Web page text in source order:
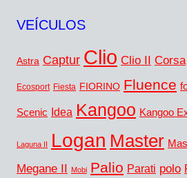
VEÍCULOS
Astra Captur Clio Clio II Corsa
Ecosport Fiesta FIORINO Fluence
Scenic Idea Kangoo Kangoo
Laguna II Logan Master
Megane II Mobi Palio Parati polo